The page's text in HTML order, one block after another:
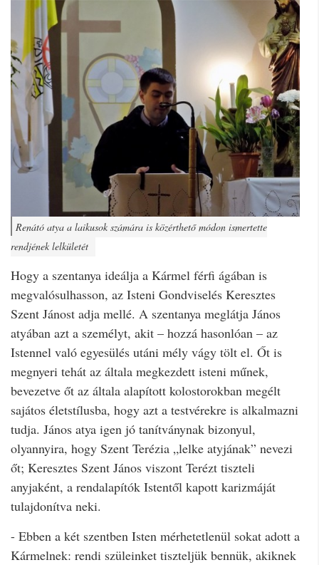
Renátó atya a laikusok számára is közérthető módon ismertette
rendjének lelkületét
Hogy a szentanya ideálja a Kármel férfi ágában is
megvalósulhasson, az Isteni Gondviselés Keresztes
Szent Jánost adja mellé. A szentanya meglátja János
atyában azt a személyt, akit – hozzá hasonlóan – az
Istennel való egyesülés utáni mély vágy tölt el. Őt is
megnyeri tehát az általa megkezdett isteni műnek,
bevezetve őt az általa alapított kolostorokban megélt
sajátos életstílusba, hogy azt a testvérekre is alkalmazni
tudja. János atya igen jó tanítványnak bizonyul,
olyannyira, hogy Szent Terézia „lelke atyjának” nevezi
őt; Keresztes Szent János viszont Terézt tiszteli
anyjaként, a rendalapítók Istentől kapott karizmáját
tulajdonítva neki.
- Ebben a két szentben Isten mérhetetlenül sokat adott a
Kármelnek: rendi szüleinket tiszteljük bennük, akiknek